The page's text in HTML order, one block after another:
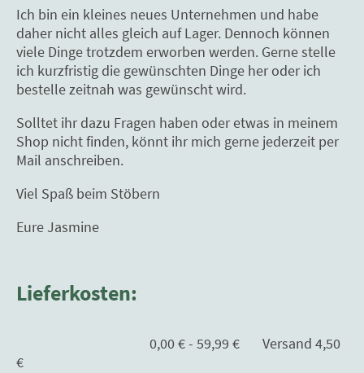
Ich bin ein kleines neues Unternehmen und habe
daher nicht alles gleich auf Lager. Dennoch können
viele Dinge trotzdem erworben werden. Gerne stelle
ich kurzfristig die gewünschten Dinge her oder ich
bestelle zeitnah was gewünscht wird.
Solltet ihr dazu Fragen haben oder etwas in meinem
Shop nicht finden, könnt ihr mich gerne jederzeit per
Mail anschreiben.
Viel Spaß beim Stöbern
Eure Jasmine
Lieferkosten:
0,00 € - 59,99 € Versand 4,50
€